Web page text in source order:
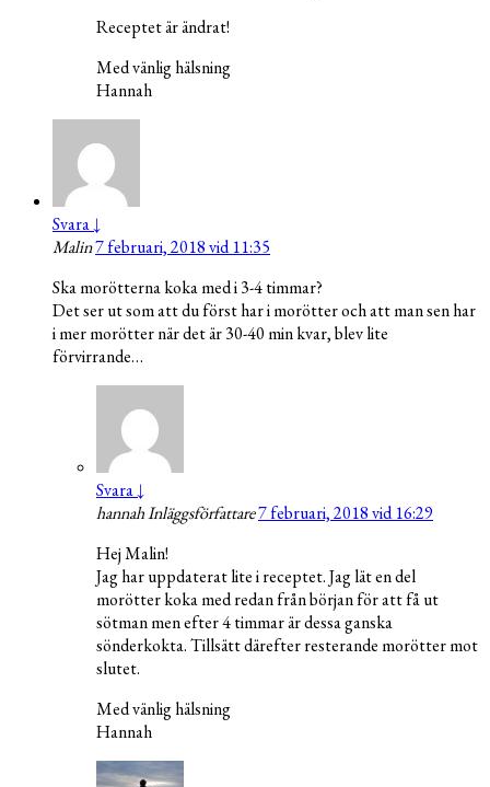
Receptet är ändrat!
Med vänlig hälsning
Hannah
Svara↓
Malin7 februari, 2018 vid 11:35
Ska morötterna koka med i 3-4 timmar?
Det ser ut som att du först har i morötter och att man sen har
i mer morötter när det är 30-40 min kvar, blev lite
förvirrande…
Svara↓
hannahInläggsförfattare7 februari, 2018 vid 16:29
Hej Malin!
Jag har uppdaterat lite i receptet. Jag lät en del
morötter koka med redan från början för att få ut
sötman men efter 4 timmar är dessa ganska
sönderkokta. Tillsätt därefter resterande morötter mot
slutet.
Med vänlig hälsning
Hannah